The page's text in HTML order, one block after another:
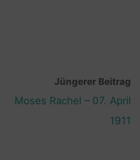
Jüngerer Beitrag
Moses Rachel – 07. April
1911